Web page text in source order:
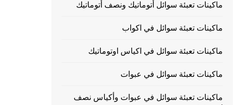
ماكينات تعبئة سوائل أتوماتيك ونصف أتوماتيك
ماكينات تعبئة سوائل في اكواب
ماكينات تعبئة سوائل في اكياس اوتوماتيك
ماكينات تعبئة سوائل في عبوات
ماكينات تعبئة سوائل في عبوات وأكياس نصف